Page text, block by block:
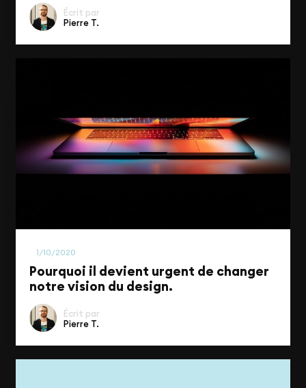
Écrit par
Pierre T.
1/10/2020
Pourquoi il devient urgent de changer
notre vision du design.
Écrit par
Pierre T.